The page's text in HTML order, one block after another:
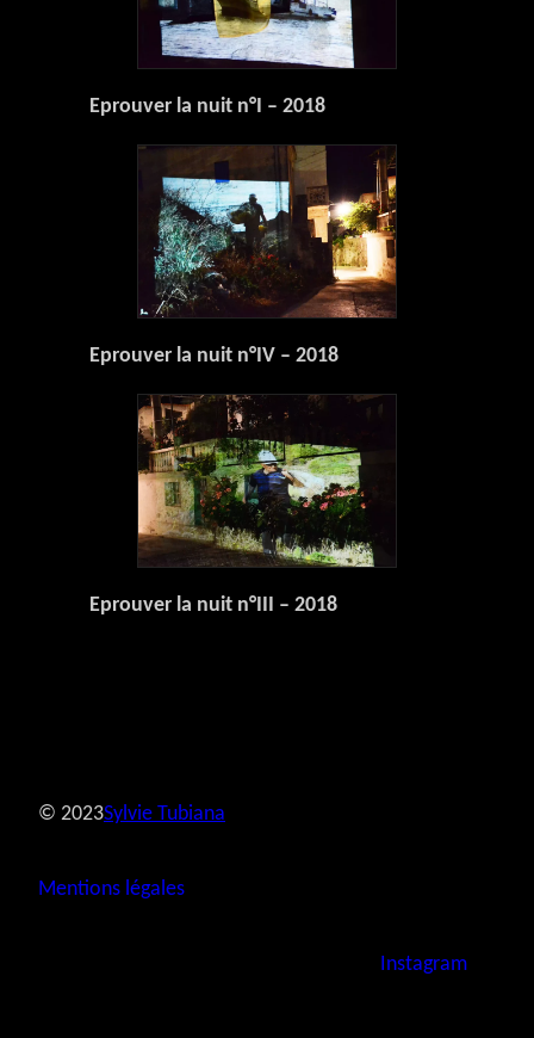
Eprouver la nuit n°I – 2018
Eprouver la nuit n°IV – 2018
Eprouver la nuit n°III – 2018
© 2023Sylvie Tubiana
Mentions légales
Instagram